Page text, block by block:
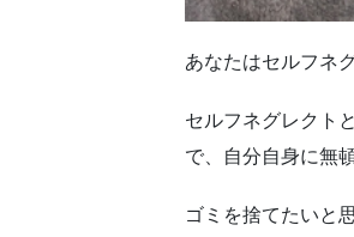
あなたはセルフネ
セルフネグレクト
で、自分自身に無
ゴミを捨てたいと